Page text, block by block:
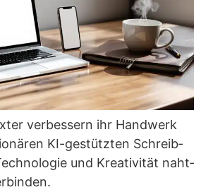
ver­bes­sern ihr Hand­werk
KI-gestütz­ten Schreib­
und Krea­ti­vi­tät naht­